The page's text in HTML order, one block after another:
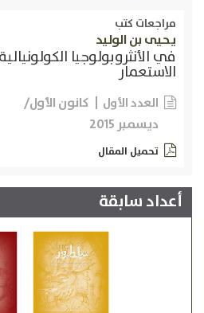
مراجعات كتب
يحيى بن الوليد
في الأنثروبولوجيا
الاستعمار
العدد الأول
كانون الأول/
ديسمبر 2015
تحميل المقال
أعداد سابقة